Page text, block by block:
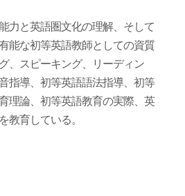
力と英語圏文化の理解、そして
能な初等英語教師としての資質
、スピーキング、リーディン
指導、初等英語語法指導、初等
理論、初等英語教育の実際、英
育している。